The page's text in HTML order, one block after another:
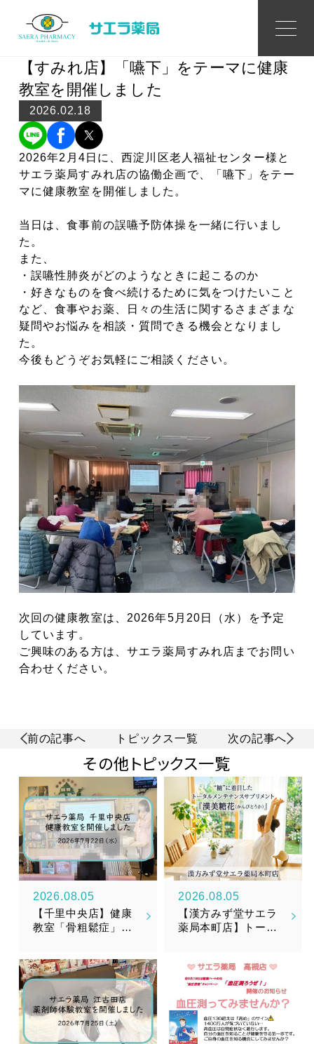
Topics
トピックス
【すみれ店】「嚥下」をテーマに健康
教室を開催しました
2026.02.18
2026年2月4日に、西淀川区老人福祉センター様と
サエラ薬局すみれ店の協働企画で、「嚥下」をテー
マに健康教室を開催しました。
当日は、食事前の誤嚥予防体操を一緒に行いまし
た。
また、
・誤嚥性肺炎がどのようなときに起こるのか
・好きなものを食べ続けるために気をつけたいこと
など、食事やお薬、日々の生活に関するさまざまな
疑問やお悩みを相談・質問できる機会となりまし
た。
今後もどうぞお気軽にご相談ください。
次回の健康教室は、2026年5月20日（水）を予定
しています。
ご興味のある方は、サエラ薬局すみれ店までお問い
合わせください。
前の記事へ トピックス一覧 次の記事へ
その他トピックス一覧
2026.08.05
【千里中央店】健康
教室「骨粗鬆症」を
2026.08.05
【漢方みず堂サエラ
薬局本町店】トータ
（かんびとうか）』
新発売のお知らせ